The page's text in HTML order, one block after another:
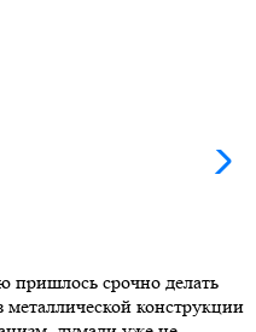
пришлось срочно делать
конструкции